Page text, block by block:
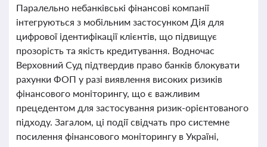
Паралельно небанківські фінансові компанії
інтегруються з мобільним застосунком Дія для
цифрової ідентифікації клієнтів, що підвищує
прозорість та якість кредитування. Водночас
Верховний Суд підтвердив право банків блокувати
рахунки ФОП у разі виявлення високих ризиків
фінансового моніторингу, що є важливим
прецедентом для застосування ризик-орієнтованого
підходу. Загалом, ці події свідчать про системне
посилення фінансового моніторингу в Україні,